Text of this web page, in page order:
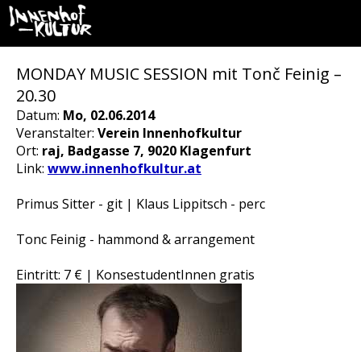
MONDAY MUSIC SESSION mit Tonč Feinig –
20.30
Datum: Mo, 02.06.2014
Veranstalter: Verein Innenhofkultur
Ort: raj, Badgasse 7, 9020 Klagenfurt
Link: www.innenhofkultur.at
Primus Sitter - git | Klaus Lippitsch - perc
Tonc Feinig - hammond & arrangement
Eintritt: 7 € | KonsestudentInnen gratis